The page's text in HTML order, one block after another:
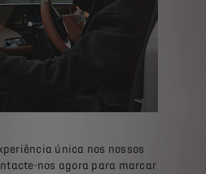
única nos nossos
nos agora para marcar